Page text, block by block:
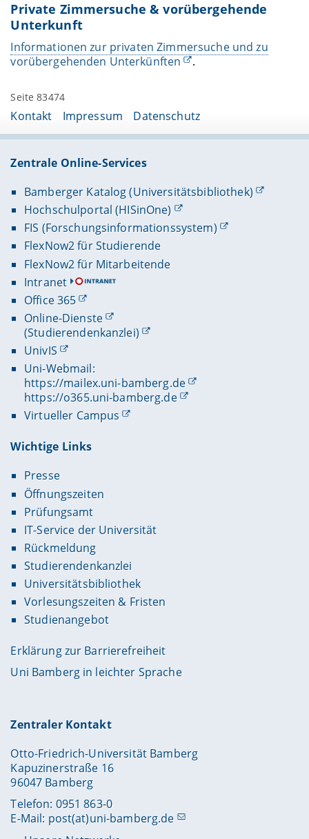
Private Zimmersuche & vorübergehende
Unterkunft
Informationen zur privaten Zimmersuche und zu
vorübergehenden Unterkünften
.
Seite 83474
Kontakt Impressum Datenschutz
Zentrale Online-Services
Bamberger Katalog (Universitätsbibliothek)
Hochschulportal (HISinOne)
FIS (Forschungsinformationssystem)
FlexNow2 für Studierende
FlexNow2 für Mitarbeitende
Intranet
Office 365
Online-Dienste
(Studierendenkanzlei)
UnivIS
Uni-Webmail:
https://mailex.uni-bamberg.de
https://o365.uni-bamberg.de
Virtueller Campus
Wichtige Links
Presse
Öffnungszeiten
Prüfungsamt
IT-Service der Universität
Rückmeldung
Studierendenkanzlei
Universitätsbibliothek
Vorlesungszeiten & Fristen
Studienangebot
Erklärung zur Barrierefreiheit
Uni Bamberg in leichter Sprache
Zentraler Kontakt
Otto-Friedrich-Universität Bamberg
Kapuzinerstraße 16
96047 Bamberg
Telefon: 0951 863-0
E-Mail: post(at)uni-bamberg.de